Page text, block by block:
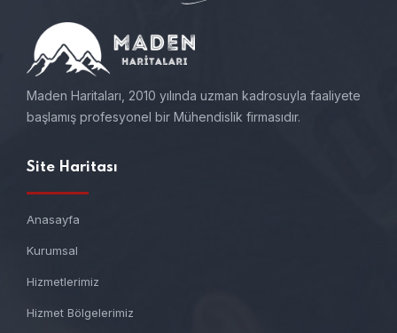
Maden Haritaları, 2010 yılında uzman kadrosuyla faaliyete
başlamış profesyonel bir Mühendislik firmasıdır.
Site Haritası
Anasayfa
Kurumsal
Hizmetlerimiz
Hizmet Bölgelerimiz